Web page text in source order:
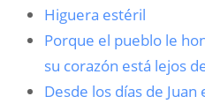
Higuera estéril
Porque el pueblo le
su corazón está lejos
Desde los días de